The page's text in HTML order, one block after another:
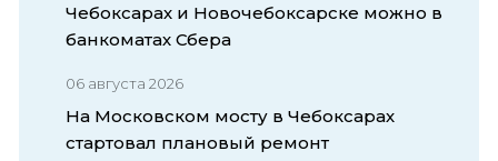
Чебоксарах и Новочебоксарске можно в
банкоматах Сбера
06 августа 2026
На Московском мосту в Чебоксарах
стартовал плановый ремонт